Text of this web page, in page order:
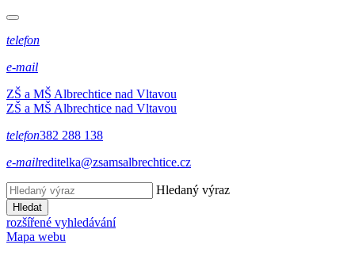
telefon
e-mail
ZŠ a MŠ Albrechtice nad Vltavou
ZŠ a MŠ Albrechtice nad Vltavou
telefon382 288 138
e-mailreditelka@zsamsalbrechtice.cz
Hledaný výraz
Hledat
rozšířené vyhledávání
Mapa webu